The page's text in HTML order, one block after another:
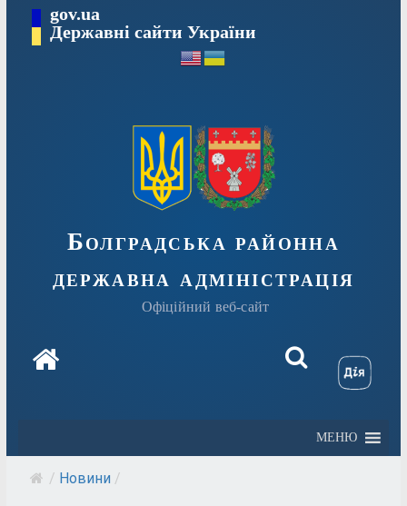
Перейтиgov.ua
Державні сайти України
Болградська районна
державна адміністрація
Офіційний веб-сайт
МЕНЮ
/ Новини /